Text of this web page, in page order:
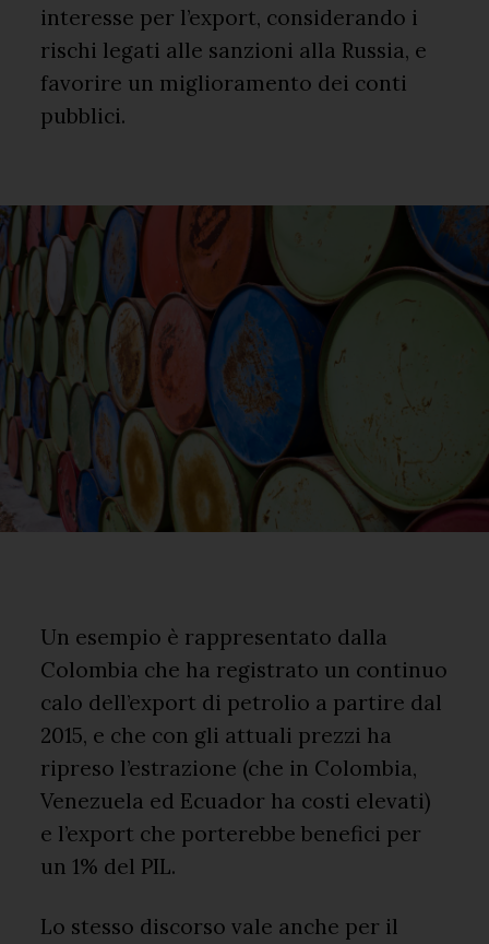
interesse per l’export, considerando i
rischi legati alle sanzioni alla Russia, e
favorire un miglioramento dei conti
pubblici.
Un esempio è rappresentato dalla
Colombia che ha registrato un continuo
calo dell’export di petrolio a partire dal
2015, e che con gli attuali prezzi ha
ripreso l’estrazione (che in Colombia,
Venezuela ed Ecuador ha costi elevati)
e l’export che porterebbe benefici per
un 1% del PIL.
Lo stesso discorso vale anche per il